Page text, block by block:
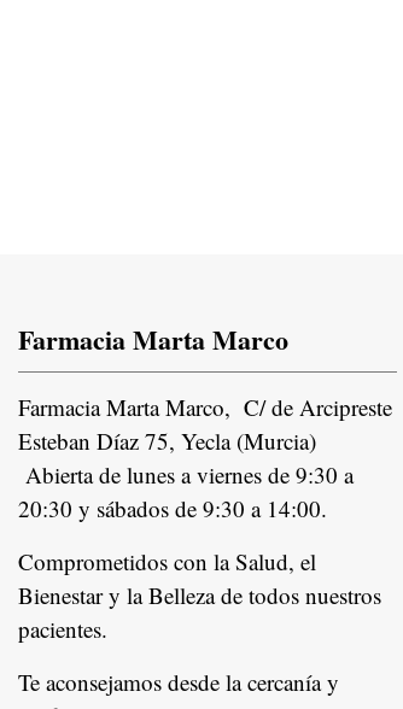
Farmacia Marta Marco
Farmacia Marta Marco, C/ de Arcipreste
Esteban Díaz 75, Yecla (Murcia)
Abierta de lunes a viernes de 9:30 a
20:30 y sábados de 9:30 a 14:00.
Comprometidos con la Salud, el
Bienestar y la Belleza de todos nuestros
pacientes.
Te aconsejamos desde la cercanía y